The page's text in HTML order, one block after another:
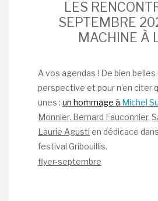
LES
SEPTEMBRE
MACHINE À
A vos agendas ! De bien
perspective et pour n’en citer
unes : un hommage à Michel
Monnier, Bernard Fauconnier,
Laurie Agusti en dédicace
festival Gribouillis.
flyer-septembre